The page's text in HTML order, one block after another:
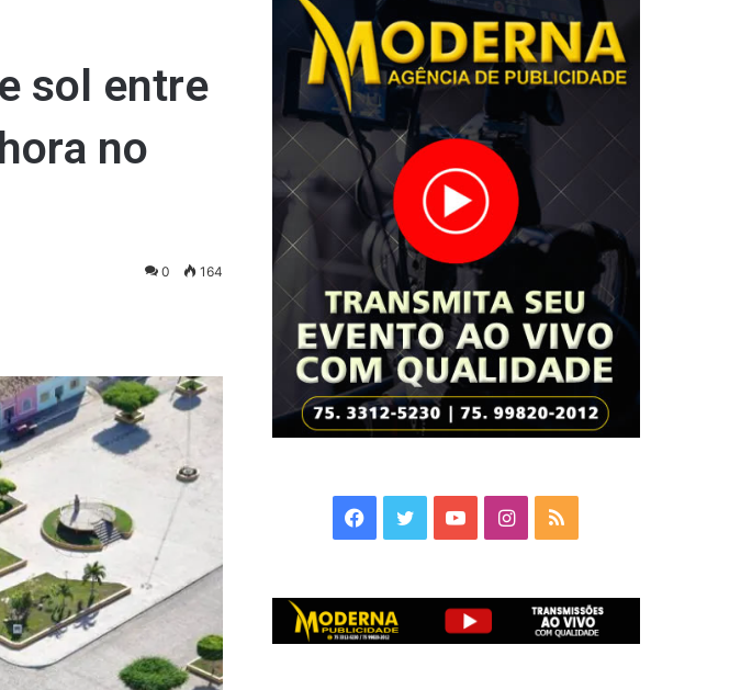
sol entre
no
0 164
Facebook
TwitterYouTubeInstagram
RSS